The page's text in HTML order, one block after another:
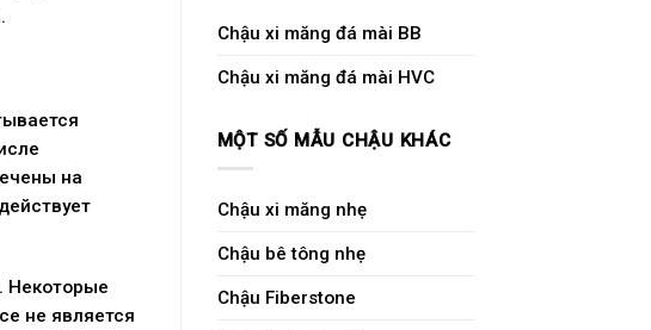
на
Некоторые
не является
Chậu xi măng đá mài BB
Chậu xi măng đá mài HVC
MỘT SỐ MẪU CHẬU KHÁC
Chậu xi măng nhẹ
Chậu bê tông nhẹ
Chậu Fiberstone